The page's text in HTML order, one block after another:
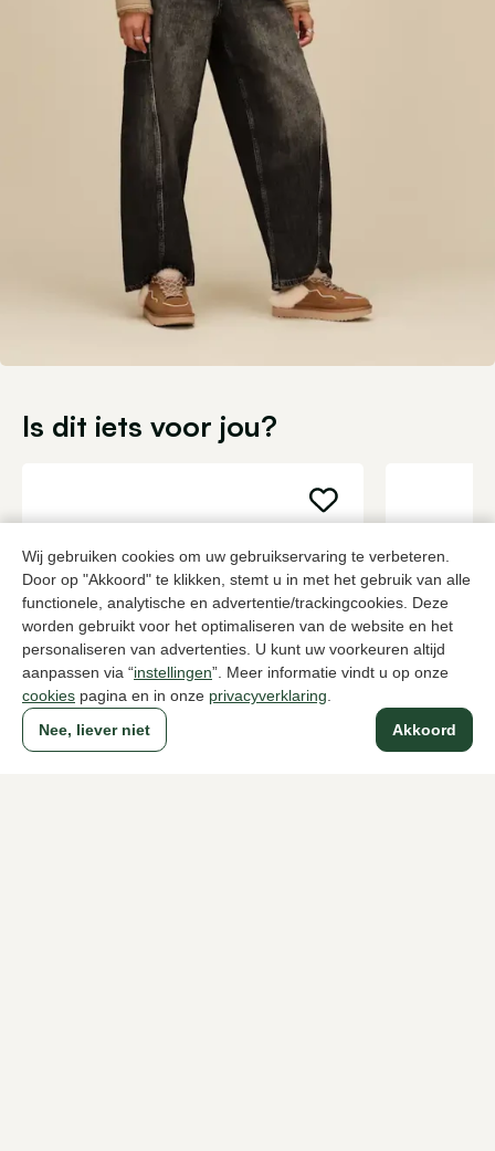
Wij gebruiken cookies om uw gebruikservaring te verbeteren.
Door op "Akkoord" te klikken, stemt u in met het gebruik van alle
functionele, analytische en advertentie/trackingcookies. Deze
worden gebruikt voor het optimaliseren van de website en het
personaliseren van advertenties. U kunt uw voorkeuren altijd
aanpassen via “instellingen”. Meer informatie vindt u op onze
cookies pagina en in onze privacyverklaring
Akkoord
Nee, liever niet
Is dit iets voor jou?
Sendra
Zwarte enkellaarzen dames
UGG